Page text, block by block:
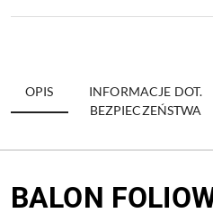
OPIS
INFORMACJE DOT.
BEZPIECZEŃSTWA
BALON